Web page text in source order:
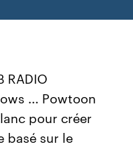
RADIO
... Powtoon
pour créer
basé sur le